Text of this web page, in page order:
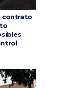
contrato